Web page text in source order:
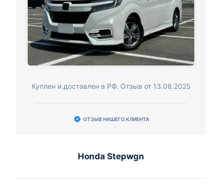
Куплен и доставлен в РФ. Отзыв от 13.08.2025
ОТЗЫВ НАШЕГО КЛИЕНТА
Honda Stepwgn